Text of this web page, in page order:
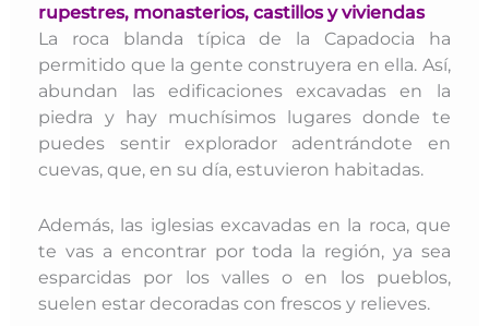
rupestres, monasterios, castillos y viviendas
La roca blanda típica de la Capadocia ha
permitido que la gente construyera en ella. Así,
abundan las edificaciones excavadas en la
piedra y hay muchísimos lugares donde te
puedes sentir explorador adentrándote en
cuevas, que, en su día, estuvieron habitadas.
Además, las iglesias excavadas en la roca, que
te vas a encontrar por toda la región, ya sea
esparcidas por los valles o en los pueblos,
suelen estar decoradas con frescos y relieves.